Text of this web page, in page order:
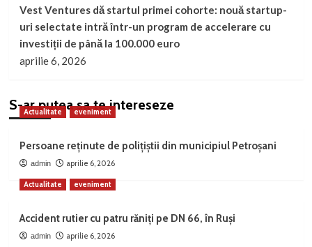
Vest Ventures dă startul primei cohorte: nouă startup-
uri selectate intră într-un program de accelerare cu
investiții de până la 100.000 euro
aprilie 6, 2026
S-ar putea sa te intereseze
Actualitate eveniment
Persoane reținute de polițiștii din municipiul Petroșani
admin aprilie 6, 2026
Actualitate eveniment
Accident rutier cu patru răniți pe DN 66, în Ruși
admin aprilie 6, 2026